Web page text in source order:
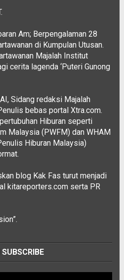
Am; Berpengalaman 28
di Kumpulan Utusan.
Majalah Institut
cerita lagenda ‘Puteri Gunong
Sidang redaksi Majalah
bebas portal Xtra.com.
Hiburan seperti
Malaysia (PWFM) dan WHAM
Hiburan Malaysia)
blog Kak Fas turut menjadi
kitareporters.com serta PR